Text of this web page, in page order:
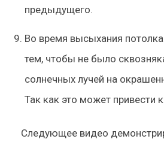
предыдущего.
Во время высыхания
тем, чтобы не было
солнечных лучей на
Так как это может привести
Следующее видео